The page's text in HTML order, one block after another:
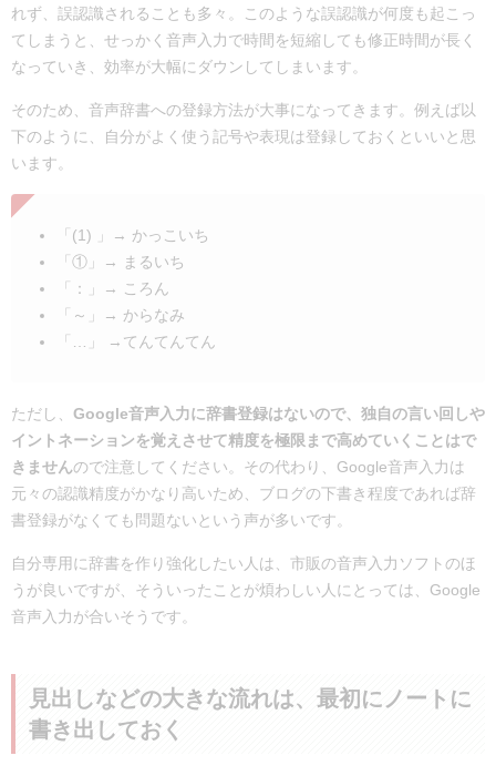
れず、誤認識されることも多々。このような誤認識が何度も起こっ
てしまうと、せっかく音声入力で時間を短縮しても修正時間が長く
なっていき、効率が大幅にダウンしてしまいます。
そのため、音声辞書への登録方法が大事になってきます。例えば以
下のように、自分がよく使う記号や表現は登録しておくといいと思
います。
「(1) 」→ かっこいち
「①」→ まるいち
「：」→ ころん
「～」→ からなみ
「…」 →てんてんてん
ただし、 Google音声入力に辞書登録はないので、独自の言い回しや
イントネーションを覚えさせて精度を極限まで高めていくことはで
きませんので注意してください。その代わり、Google音声入力は
元々の認識精度がかなり高いため、ブログの下書き程度であれば辞
書登録がなくても問題ないという声が多いです。
自分専用に辞書を作り強化したい人は、市販の音声入力ソフトのほ
うが良いですが、そういったことが煩わしい人にとっては、Google
音声入力が合いそうです。
見出しなどの大きな流れは、最初にノートに
書き出しておく